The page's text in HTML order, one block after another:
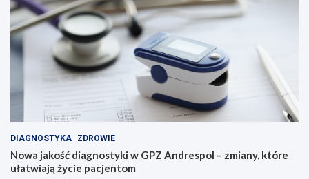
DIAGNOSTYKA ZDROWIE
Nowa jakość diagnostyki w GPZ Andrespol – zmiany, które
ułatwiają życie pacjentom